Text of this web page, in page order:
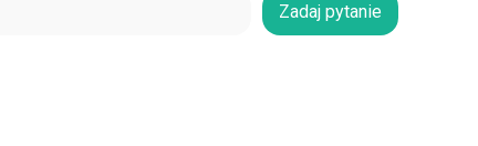
Zadaj pytanie